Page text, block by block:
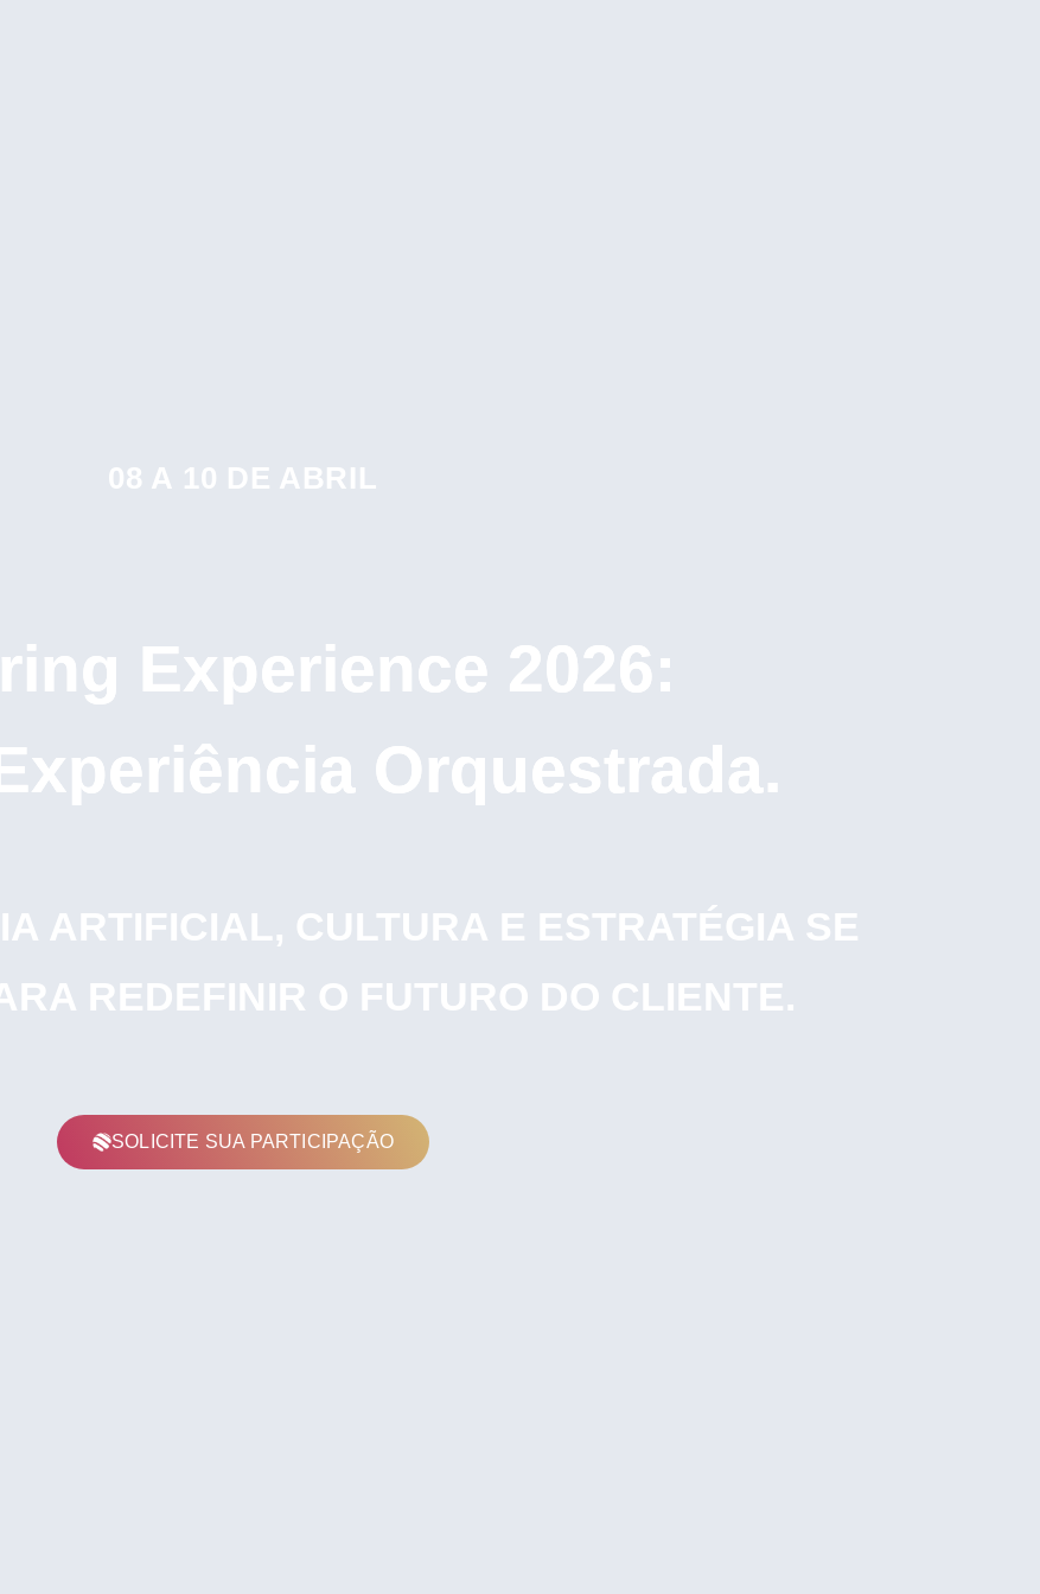
08 A 10 DE ABRIL
Experience 2026:
Orquestrada.
ARTIFICIAL, CULTURA E ESTRATÉGIA SE
REDEFINIR O FUTURO DO CLIENTE.
SOLICITE SUA PARTICIPAÇÃO